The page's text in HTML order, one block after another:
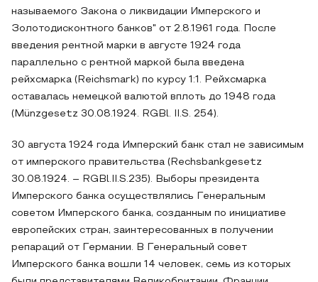
называемого Закона о ликвидации Имперского и
Золотодисконтного банков" от 2.8.1961 года. После
введения рентной марки в августе 1924 года
параллельно с рентной маркой была введена
рейхсмарка (Reichsmark) по курсу 1:1. Рейхсмарка
оставалась немецкой валютой вплоть до 1948 года
(Münzgesetz 30.08.1924. RGBl. II.S. 254).
30 августа 1924 года Имперский банк стал не зависимым
от имперского правительства (Rechsbankgesetz
30.08.1924. – RGBl.II.S.235). Выборы президента
Имперского банка осуществлялись Генеральным
советом Имперского банка, созданным по инициативе
европейских стран, заинтересованных в получении
репараций от Германии. В Генеральный совет
Имперского банка вошли 14 человек, семь из которых